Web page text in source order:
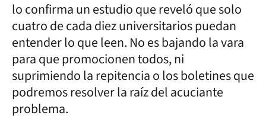
lo confirma un estudio que reveló que solo
cuatro de cada diez universitarios puedan
entender lo que leen. No es bajando la vara
para que promocionen todos, ni
suprimiendo la repitencia o los boletines que
podremos resolver la raíz del acuciante
problema.